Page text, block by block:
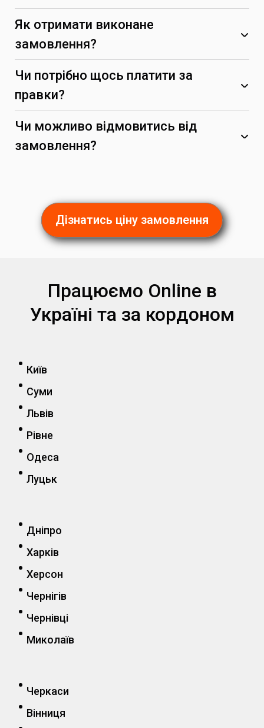
Як отримати виконане
замовлення?
Чи потрібно щось платити за
правки?
Чи можливо відмовитись від
замовлення?
Дізнатись ціну замовлення
Працюємо Online в
Україні та за кордоном
Київ
Суми
Львів
Рівне
Одеса
Луцьк
Дніпро
Харків
Херсон
Чернігів
Чернівці
Миколаїв
Черкаси
Вінниця